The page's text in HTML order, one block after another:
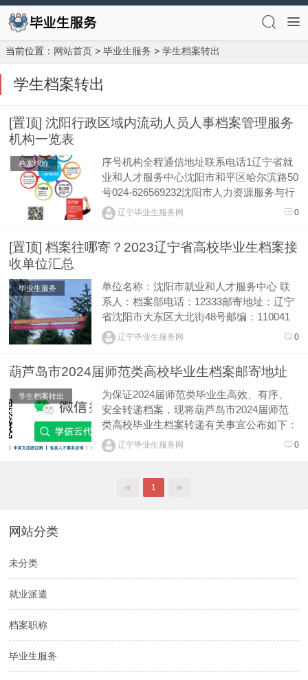
当前位置： 网站首页 > 毕业生服务 > 学生档案转出
学生档案转出
[置顶] 沈阳行政区域内流动人员人事档案管理服务
机构一览表
档案职称
序号机构全程通信地址联系电话1辽宁省就
业和人才服务中心沈阳市和平区哈尔滨路50
号024-626569232沈阳市人力资源服务与行
政执法中心沈阳市大东区大北街48号024-22
5313023沈阳市和平区人才和就业服务中心
沈阳市和平区长白西路51号024-319122754
沈阳市沈河区人才中心沈阳市沈河...
0
辽宁毕业生服务网
[置顶] 档案往哪寄？2023辽宁省高校毕业生档案接
收单位汇总
毕业生服务
单位名称：沈阳市就业和人才服务中心 联
系人：档案部电话：12333邮寄地址：辽宁
省沈阳市大东区大北街48号邮编：110041
单位名称：大连市就业服务中心联系人：高
校中心电话：0411-84618709邮寄地址：辽
单位名称：鞍山市人力资源和就业服务...
0
辽宁毕业生服务网
葫芦岛市2024届师范类高校毕业生档案邮寄地址
学生档案转出
为保证2024届师范类毕业生高效、有序、
安全转递档案，现将葫芦岛市2024届师范
类高校毕业生档案转递有关事宜公布如下：
请各高校通过机要件、EMS标准快递方式
寄送档案，严禁毕业生个人自带档案。请根
好户籍所在县区（连山区、龙港区、兴城
市、绥中县、建昌县）。 ...
0
辽宁毕业生服务网
‹‹ 1 ››
网站分类
未分类
就业派遣
档案职称
毕业生服务